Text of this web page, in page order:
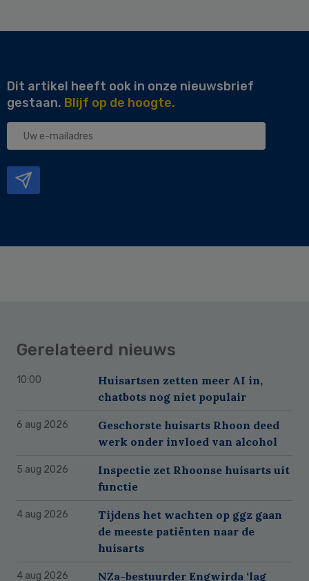
Dit artikel heeft ook in onze nieuwsbrief
gestaan. Blijf op de hoogte.
Uw
Gerelateerd nieuws
10:00
Huisartsen zetten meer AI in,
chatbots nog niet populair
6 aug 2026
Geschorste huisarts Rhoon deed
werk onder invloed van alcohol
5 aug 2026
Inspectie zet Rhoonse huisarts uit
functie
4 aug 2026
Tijdens het wachten op ggz gaan
de meeste patiënten naar de
huisarts
4 aug 2026
NZa-bestuurder Engwirda ‘lag